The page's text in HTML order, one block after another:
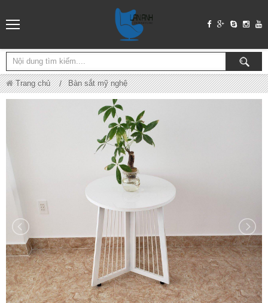
Trang chủ Bàn sắt mỹ nghệ